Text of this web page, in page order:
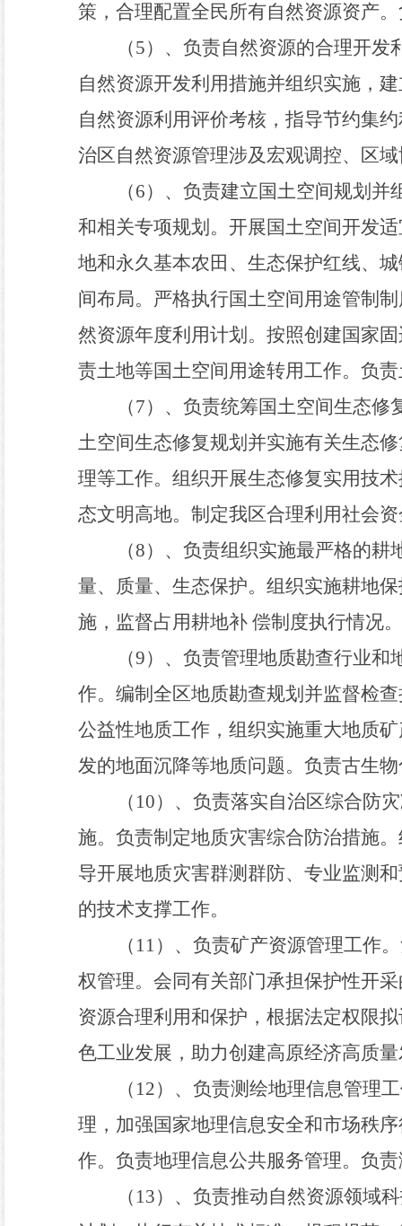
策 ， 合理配置全民所有自然资源资产
（5）、负责自然资源的合理开发
自然资源开发利用措施并组织实施 ，
自然资源利用评价考核 ， 指导节约集
治区自然资源管理涉及宏观调控、区
（6）、负责建立国土空间规划并
和相关专项规划。开展国土空间开发
地和永久基本农田、生态保护红线、
间布局。严格执行国土空间用途管制
然资源年度利用计划。按照创建国家
责土地等国土空间用途转用工作。负
（7）、负责统筹国土空间生态修
土空间生态修复规划并实施有关生态
理等工作。组织开展生态修复实用技
态文明高地。制定我区合理利用社会
（8）、负责组织实施最严格的耕
量、质量、生态保护。组织实施耕地
施 ， 监督占用耕地补 偿制度执行情况。
（9）、负责管理地质勘查行业和
作。编制全区地质勘查规划并监督检
公益性地质工作 ， 组织实施重大地质
发的地面沉降等地质问题。负责古生
（ 10）、负责落实自治区综合防
施。负责制定地质灾害综合防治措施
导开展地质灾害群测群防、专业监测
的技术支撑工作。
（ 11）、负责矿产资源管理工作
权管理。会同有关部门承担保护性开
资源合理利用和保护 ， 根据法定权限
色工业发展 ， 助力创建高原经济高质
（ 12）、负责测绘地理信息管理
理 ， 加强国家地理信息安全和市场秩
作。负责地理信息公共服务管理。负
（ 13）、负责推动自然资源领域